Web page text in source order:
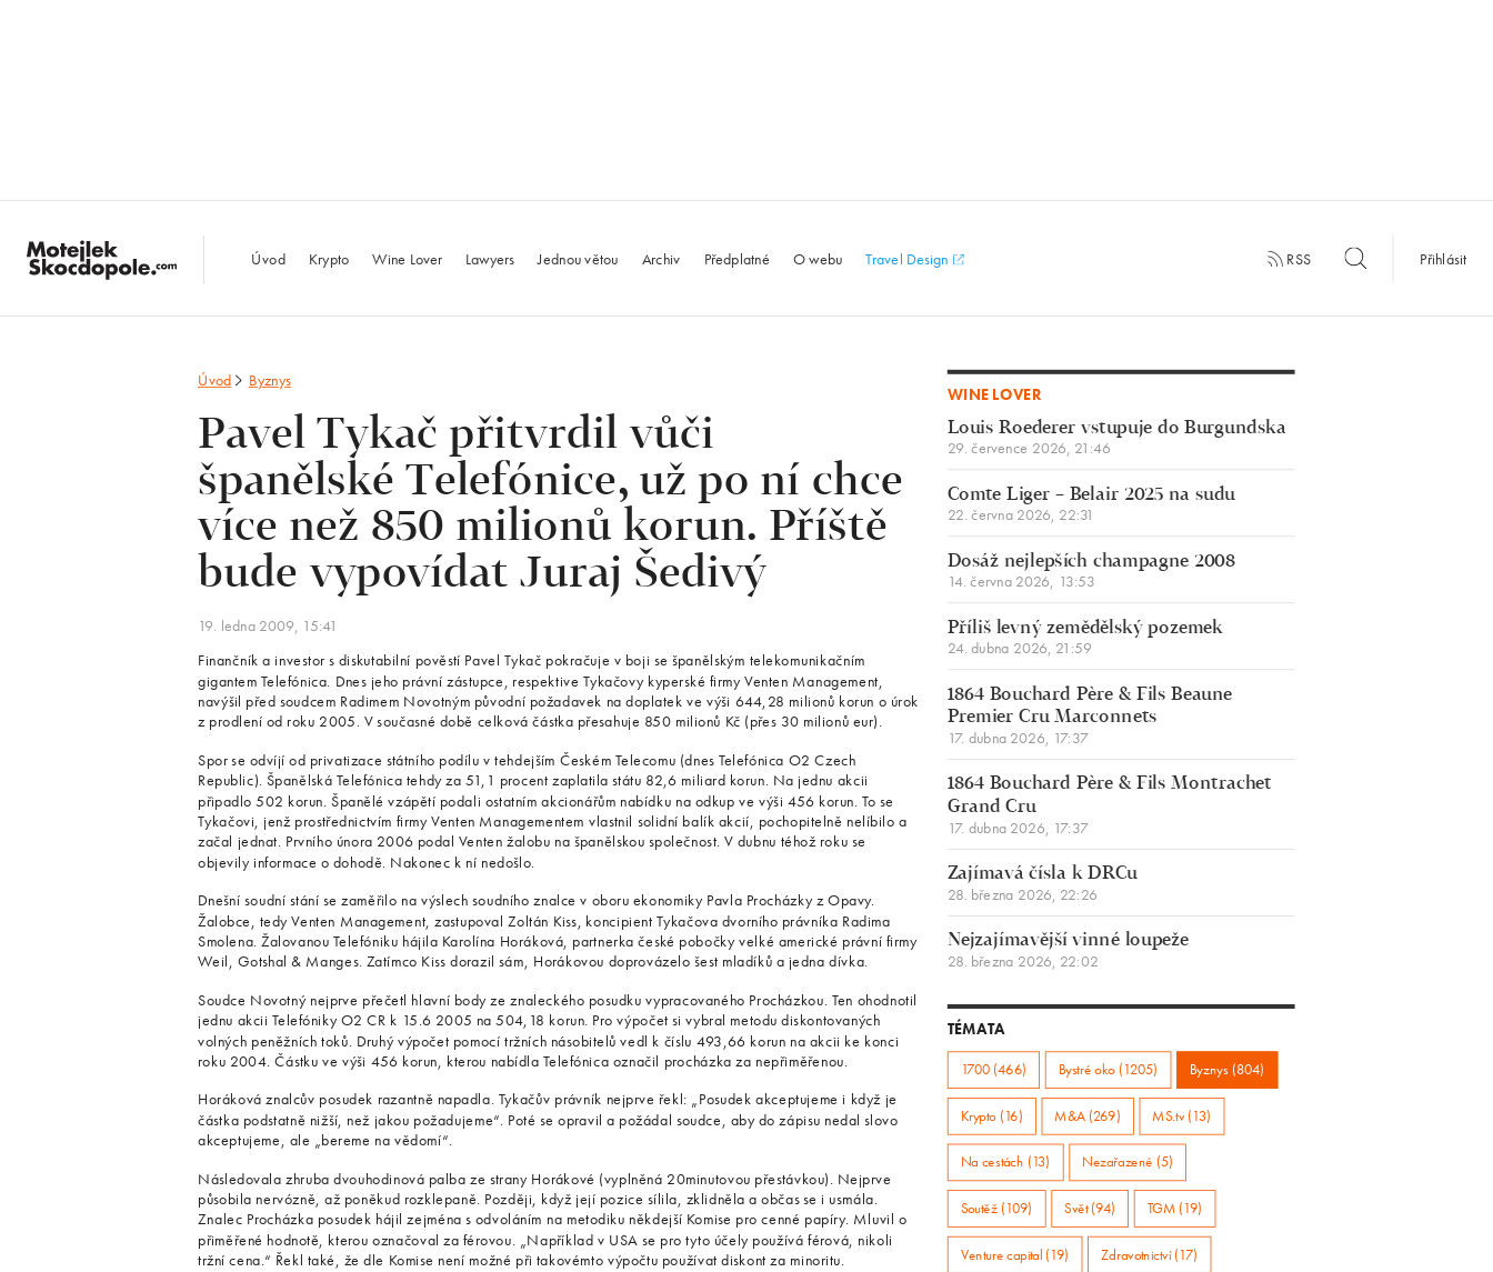
MotejlekSkocdopole.com
Úvod Krypto Wine Lover Lawyers Jednou větou Archiv Předplatné O webu Travel Design RSS Přihlásit
Úvod Byznys
Pavel Tykač přitvrdil vůči
španělské Telefónice, už po ní chce
více než 850 milionů korun. Příště
bude vypovídat Juraj Šedivý
19. ledna 2009, 15:41
Finančník a investor s diskutabilní pověstí Pavel Tykač pokračuje v boji se španělským telekomunikačním
gigantem Telefónica. Dnes jeho právní zástupce, respektive Tykačovy kyperské firmy Venten Management,
navýšil před soudcem Radimem Novotným původní požadavek na doplatek ve výši 644,28 milionů korun o úrok
z prodlení od roku 2005. V současné době celková částka přesahuje 850 milionů Kč (přes 30 milionů eur).
Spor se odvíjí od privatizace státního podílu v tehdejším Českém Telecomu (dnes Telefónica O2 Czech
Republic). Španělská Telefónica tehdy za 51,1 procent zaplatila státu 82,6 miliard korun. Na jednu akcii
připadlo 502 korun. Španělé vzápětí podali ostatním akcionářům nabídku na odkup ve výši 456 korun. To se
Tykačovi, jenž prostřednictvím firmy Venten Managementem vlastnil solidní balík akcií, pochopitelně nelíbilo a
začal jednat. Prvního února 2006 podal Venten žalobu na španělskou společnost. V dubnu téhož roku se
objevily informace o dohodě. Nakonec k ní nedošlo.
Dnešní soudní stání se zaměřilo na výslech soudního znalce v oboru ekonomiky Pavla Procházky z Opavy.
Žalobce, tedy Venten Management, zastupoval Zoltán Kiss, koncipient Tykačova dvorního právníka Radima
Smolena. Žalovanou Telefóniku hájila Karolína Horáková, partnerka české pobočky velké americké právní firmy
Weil, Gotshal & Manges. Zatímco Kiss dorazil sám, Horákovou doprovázelo šest mladíků a jedna dívka.
Soudce Novotný nejprve přečetl hlavní body ze znaleckého posudku vypracovaného Procházkou. Ten ohodnotil
jednu akcii Telefóniky O2 CR k 15.6 2005 na 504,18 korun. Pro výpočet si vybral metodu diskontovaných
volných peněžních toků. Druhý výpočet pomocí tržních násobitelů vedl k číslu 493,66 korun na akcii ke konci
roku 2004. Částku ve výši 456 korun, kterou nabídla Telefónica označil procházka za nepřiměřenou.
Horáková znalcův posudek razantně napadla. Tykačův právník nejprve řekl: „Posudek akceptujeme i když je
částka podstatně nižší, než jakou požadujeme“. Poté se opravil a požádal soudce, aby do zápisu nedal slovo
akceptujeme, ale „bereme na vědomí“.
Následovala zhruba dvouhodinová palba ze strany Horákové (vyplněná 20minutovou přestávkou). Nejprve
působila nervózně, až poněkud rozklepaně. Později, když její pozice sílila, zklidněla a občas se i usmála.
Znalec Procházka posudek hájil zejména s odvoláním na metodiku někdejší Komise pro cenné papíry. Mluvil o
přiměřené hodnotě, kterou označoval za férovou. „Například v USA se pro tyto účely používá férová, nikoli
tržní cena.“ Řekl také, že dle Komise není možné při takovémto výpočtu používat diskont za minoritu.
WINE LOVER
Louis Roederer vstupuje do Burgundska
29. července 2026, 21:46
Comte Liger – Belair 2025 na sudu
22. června 2026, 22:31
Dosáž nejlepších champagne 2008
14. června 2026, 13:53
Příliš levný zemědělský pozemek
24. dubna 2026, 21:59
1864 Bouchard Père & Fils Beaune
Premier Cru Marconnets
17. dubna 2026, 17:37
1864 Bouchard Père & Fils Montrachet
Grand Cru
17. dubna 2026, 17:37
Zajímavá čísla k DRCu
28. března 2026, 22:26
Nejzajímavější vinné loupeže
28. března 2026, 22:02
TÉMATA
1700 (466) Bystré oko (1205) Byznys (804)
Krypto (16) M&A (269) MS.tv (13)
Na cestách (13) Nezařazené (5)
Soutěž (109) Svět (94) TGM (19)
Venture capital (19) Zdravotnictví (17)